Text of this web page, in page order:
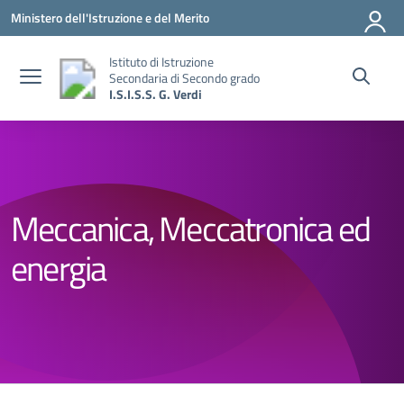
Vai ai contenuti
Vai al menu di navigazione
Vai al footer
Ministero dell'Istruzione e del Merito
Istituto di Istruzione
Secondaria di Secondo grado
I.S.I.S.S. G. Verdi
Meccanica, Meccatronica ed
energia